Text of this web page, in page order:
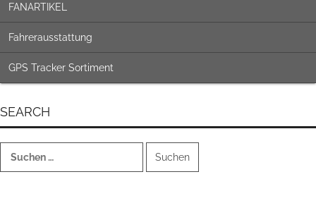
FANARTIKEL
Fahrerausstattung
GPS Tracker Sortiment
SEARCH
nach: